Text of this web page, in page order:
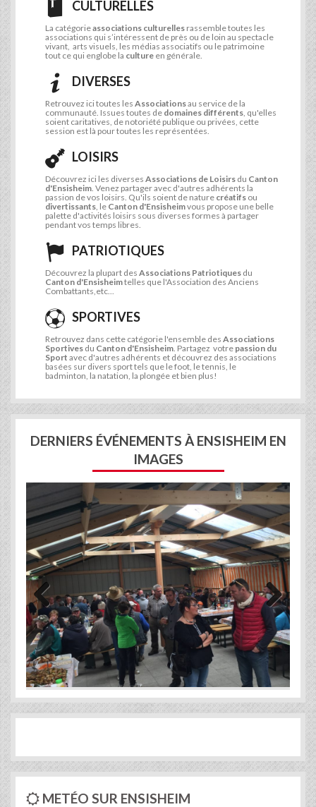
CULTURELLES
La catégorieassociations culturelles rassemble toutes les
associations qui s’intéressent de près ou de loin au spectacle
vivant, arts visuels, les médias associatifs ou le patrimoine
tout ce qui englobe la culture en générale.
DIVERSES
Retrouvez ici toutes les Associationsau service de la
communauté. Issues toutes de domaines différents , qu'elles
soient caritatives, de notoriété publique ou privées, cette
session est là pour toutes les représentées.
LOISIRS
Découvrez ici les diverses Associations de Loisirs du Canton
d'Ensisheim . Venez partager avec d'autres adhérents la
passion de vos loisirs. Qu'ils soient de nature créatifs ou
divertissants , le Canton d'Ensisheimvous propose une belle
palette d'activités loisirs sous diverses formes à partager
pendant vos temps libres.
PATRIOTIQUES
Découvrez la plupart des Associations Patriotiques du
Canton d'Ensisheimtelles que l'Association des Anciens
Combattants,etc...
SPORTIVES
Retrouvez dans cette catégorie l'ensemble des Associations
Sportives du Canton d'Ensisheim . Partagez votre passion du
Sport avec d'autres adhérents et découvrez des associations
basées sur divers sport tels que le foot, le tennis, le
badminton, la natation, la plongée et bien plus!
DERNIERS ÉVÉNEMENTS À ENSISHEIM EN
IMAGES
Previous Next
METÉO SUR ENSISHEIM